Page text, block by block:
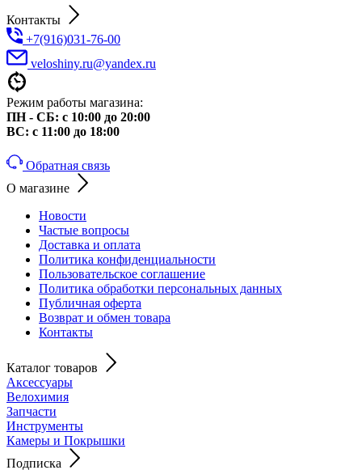
Контакты
+7(916)031-76-00
veloshiny.ru@yandex.ru
Режим работы магазина:
ПН - СБ: с 10:00 до 20:00
ВС: с 11:00 до 18:00
Обратная связь
О магазине
Новости
Частые вопросы
Доставка и оплата
Политика конфиденциальности
Пользовательское соглашение
Политика обработки персональных данных
Публичная оферта
Возврат и обмен товара
Контакты
Каталог товаров
Аксессуары
Велохимия
Запчасти
Инструменты
Камеры и Покрышки
Подписка